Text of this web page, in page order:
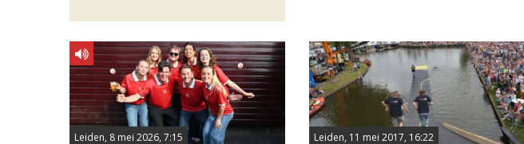
Leiden, 8 mei 2026, 7:15 Leiden, 11 mei 2017, 16:22